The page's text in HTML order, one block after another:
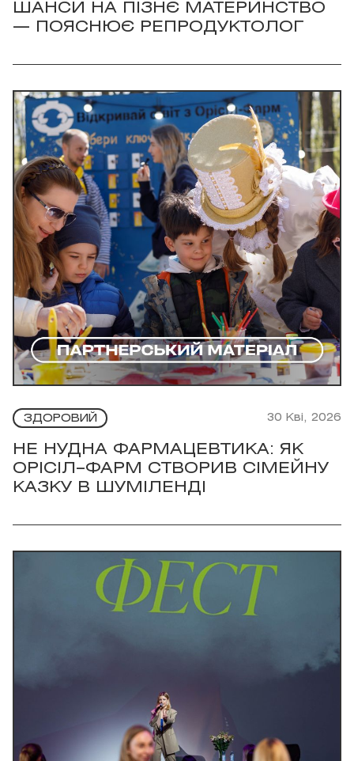
ШАНСИ НА ПІЗНЄ МАТЕРИНСТВО
— ПОЯСНЮЄ РЕПРОДУКТОЛОГ
ЗДОРОВИЙ 30 Кві, 2026
НЕ НУДНА ФАРМАЦЕВТИКА: ЯК
ОРІСІЛ–ФАРМ СТВОРИВ СІМЕЙНУ
КАЗКУ В ШУМІЛЕНДІ